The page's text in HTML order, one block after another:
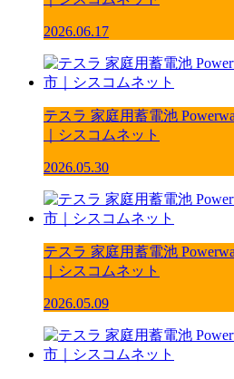
2026.06.17
テスラ 家庭用蓄電池
｜シスコムネット
2026.05.30
テスラ 家庭用蓄電池
｜シスコムネット
2026.05.09